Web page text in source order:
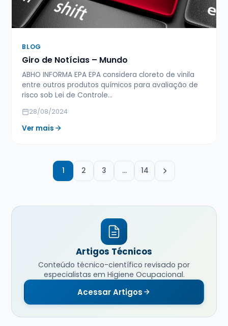
BLOG
Giro de Notícias – Mundo
ABHO INFORMA EPA EPA considera cloreto de vinila
entre outros produtos químicos para avaliação de
risco sob Lei de Controle…
28/08/2024
Ver mais
1 2 3 … 14
Artigos Técnicos
Conteúdo técnico-científico revisado por
especialistas em Higiene Ocupacional.
Acessar Artigos